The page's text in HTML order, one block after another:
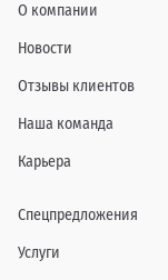
О компании
Новости
Отзывы клиентов
Наша команда
Карьера
Спецпредложения
Услуги